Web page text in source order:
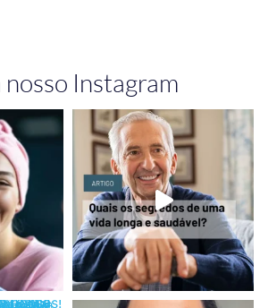
nosso Instagram